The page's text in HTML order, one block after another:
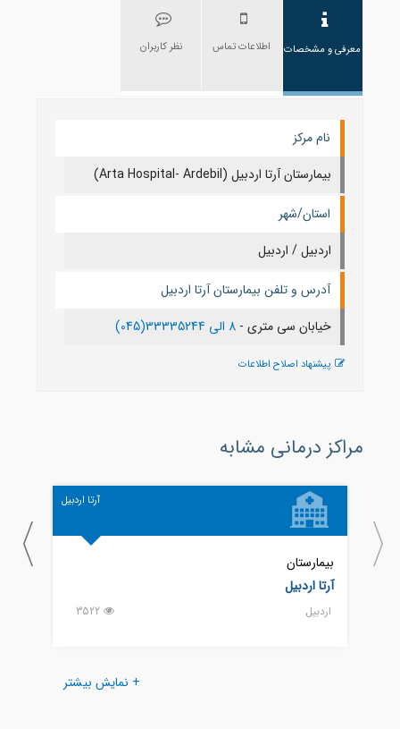
معرفی و مشخصات اطلاعات تماس نظر کاربران
نام مرکز
بیمارستان آرتا اردبیل (Arta Hospital- Ardebil)
استان/شهر
اردبيل / اردبيل
آدرس و تلفن بیمارستان آرتا اردبیل
خیابان سی متری -8 الی 33335244(045)
پیشنهاد اصلاح اطلاعات
مراکز درمانی مشابه
آرتا اردبیل
بیمارستان
آرتا اردبیل
اردبيل 3522
+ نمایش بیشتر